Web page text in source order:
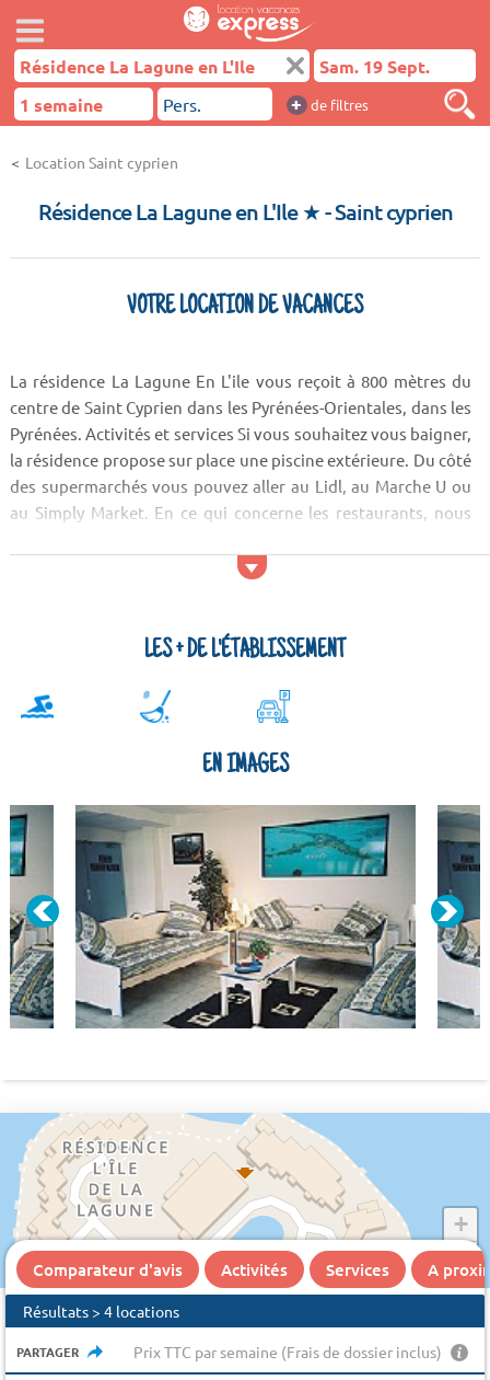
+ de filtres
Location Saint cyprien
Résidence La Lagune en L'Ile ★- Saint cyprien
VOTRE LOCATION DE VACANCES
La résidence La Lagune En L'ile vous reçoit à 800 mètres du
centre de Saint Cyprien dans les Pyrénées-Orientales, dans les
Pyrénées. Activités et services Si vous souhaitez vous baigner,
la résidence propose sur place une piscine extérieure. Du côté
des supermarchés vous pouvez aller au Lidl, au Marche U ou
au Simply Market. En ce qui concerne les restaurants, nous
LES + DE L'ÉTABLISSEMENT
EN IMAGES
+
−
Comparateur d'avis Activités Services A
Résultats > 4 locations
PARTAGER Prix TTC par semaine (Frais de dossier inclus)